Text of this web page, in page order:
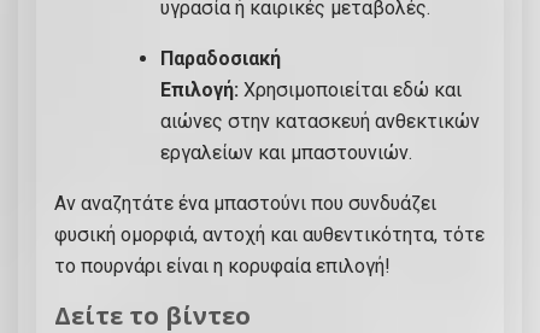
υγρασία ή καιρικές μεταβολές.
Παραδοσιακή
Επιλογή: Χρησιμοποιείται εδώ και
αιώνες στην κατασκευή ανθεκτικών
εργαλείων και μπαστουνιών.
Αν αναζητάτε ένα μπαστούνι που συνδυάζει
φυσική ομορφιά, αντοχή και αυθεντικότητα, τότε
το πουρνάρι είναι η κορυφαία επιλογή!
Δείτε το βίντεο